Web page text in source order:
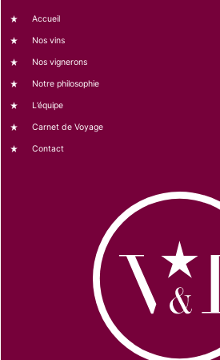
Accueil
Nos vins
Nos vignerons
Notre philosophie
L’équipe
Carnet de Voyage
Contact